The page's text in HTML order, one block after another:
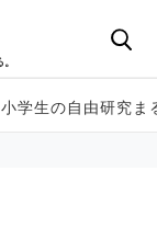
小学生の自由研究ま